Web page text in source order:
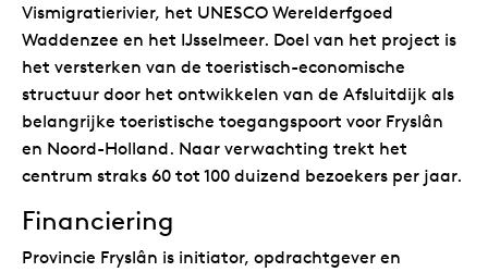
Vismigratierivier, het UNESCO Werelderfgoed
Waddenzee en het IJsselmeer. Doel van het project is
het versterken van de toeristisch-economische
structuur door het ontwikkelen van de Afsluitdijk als
belangrijke toeristische toegangspoort voor Fryslân
en Noord-Holland. Naar verwachting trekt het
centrum straks 60 tot 100 duizend bezoekers per jaar.
Financiering
Provincie Fryslân is initiator, opdrachtgever en